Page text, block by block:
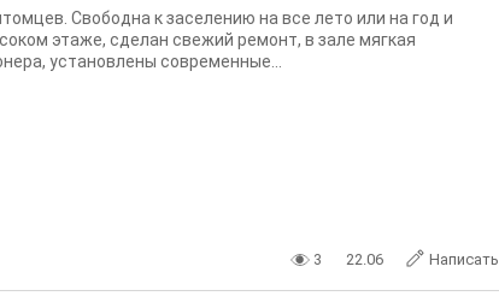
Свободна к заселению на все лето или на год и
этаже, сделан свежий ремонт, в зале мягкая
установлены современные...
3 22.06 Написать